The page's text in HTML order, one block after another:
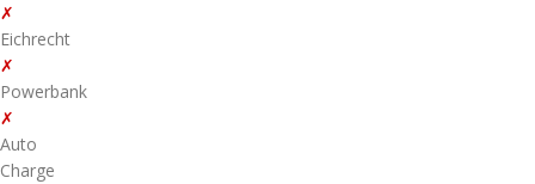
✗
Eichrecht
✗
Powerbank
✗
Auto
Charge